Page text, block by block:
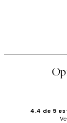
4.4 de 5